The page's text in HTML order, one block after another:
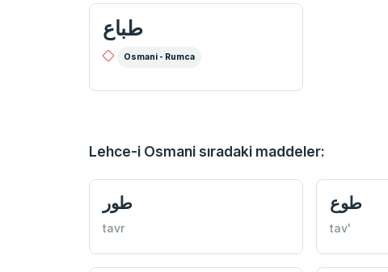
طباع
Osmani - Rumca
Lehce-i Osmani sıradaki maddeler:
طور
tavr
طوع
tav'